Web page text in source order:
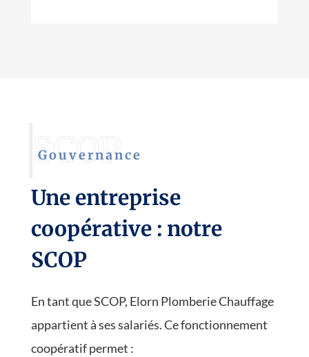
EN SAVOIR PLUS
Gouvernance
Une entreprise
coopérative : notre
SCOP
En tant que SCOP, Elorn Plomberie Chauffage
appartient à ses salariés. Ce fonctionnement
coopératif permet :